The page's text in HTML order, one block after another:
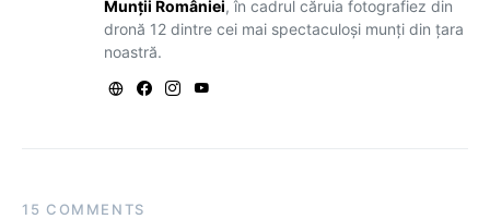
Munții României, în cadrul căruia fotografiez din
dronă 12 dintre cei mai spectaculoși munți din țara
noastră.
15 COMMENTS